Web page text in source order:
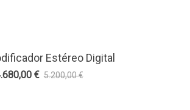
Más
Estéreo Digital
Starlight
€ 5.200,00 €